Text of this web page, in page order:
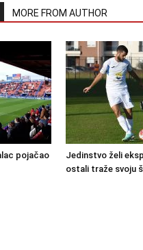
MORE FROM AUTHOR
pojačao
Jedinstvo želi
ostali traže svoju